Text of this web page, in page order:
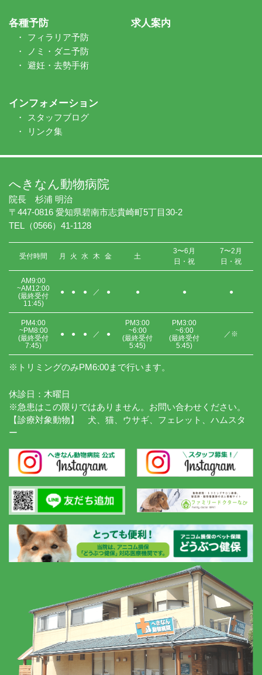
各種予防
フィラリア予防
ノミ・ダニ予防
避妊・去勢手術
求人案内
インフォメーション
スタッフブログ
リンク集
へきなん動物病院
院長 杉浦 明治
〒447-0816 愛知県碧南市志貴崎町5丁目30-2
TEL（0566）41-1128
受付時間 月 火 水 木 金 土
3〜6月
日・祝
7〜2月
日・祝
AM9:00
~AM12:00
(最終受付
11:45)
● ● ● ／ ● ● ● ●
PM4:00
~PM8:00
(最終受付
7:45)
● ● ● ／ ●
PM3:00
~6:00
(最終受付
5:45)
PM3:00
~6:00
(最終受付
5:45)
／※
※トリミングのみPM6:00まで行います。
休診日：木曜日
※急患はこの限りではありません。お問い合わせください。
【診療対象動物】 犬、猫、ウサギ、フェレット、ハムスタ
ー